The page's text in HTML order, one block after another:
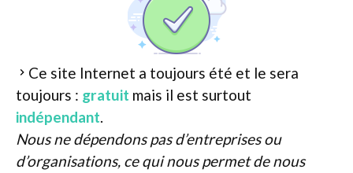
Ce site Internet a toujours été et le sera
toujours : gratuit mais il est surtout
indépendant.
Nous ne dépendons pas d’entreprises ou
d’organisations, ce qui nous permet de nous